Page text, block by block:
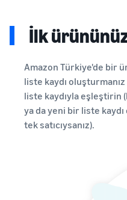
İlk
Amazon Türkiye'de bir
liste kaydı
liste kaydıyla eşleştirin
ya da yeni bir liste
tek satıcıysanız).